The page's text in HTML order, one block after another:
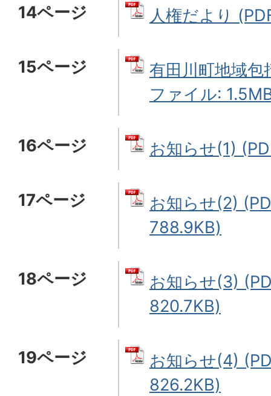
14ページ 人権だより
15ページ
有田川町地域包
ファイル:
16ページ お知らせ(1)
17ページ
お知らせ(2)
788.9KB)
18ページ
お知らせ(3)
820.7KB)
19ページ
お知らせ(4)
826.2KB)